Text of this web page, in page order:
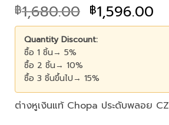
฿1,680.00 ฿1,596.00
Quantity Discount:
ซื้อ 1 ชิ้น→ 5%
ซื้อ 2 ชิ้น→ 10%
ซื้อ 3 ชิ้นขึ้นไป→ 15%
ต่างหูเงินแท้ Chopa ประดับพลอย CZ